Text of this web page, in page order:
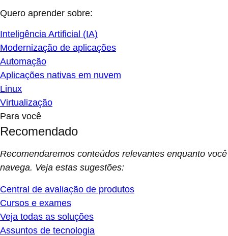
Quero aprender sobre:
Inteligência Artificial (IA)
Modernização de aplicações
Automação
Aplicações nativas em nuvem
Linux
Virtualização
Para você
Recomendado
Recomendaremos conteúdos relevantes enquanto você
navega. Veja estas sugestões:
Central de avaliação de produtos
Cursos e exames
Veja todas as soluções
Assuntos de tecnologia